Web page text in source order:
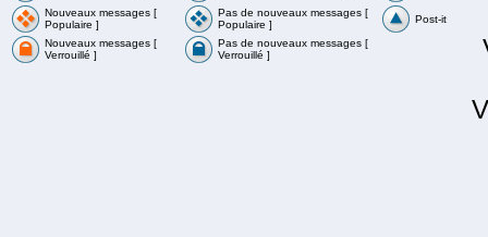
Nouveaux messages [
Populaire ]
Pas de nouveaux messages [
Populaire ]
Post-it
Nouveaux messages [
Verrouillé ]
Pas de nouveaux messages [
Verrouillé ]